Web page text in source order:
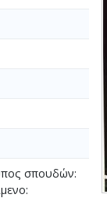
σπουδών: